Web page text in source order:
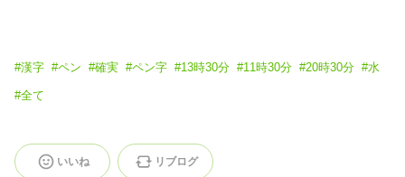
#漢字 #ペン #確実 #ペン字 #13時30分 #11時30分 #20時30分 #水
#全て
いいね リブログ